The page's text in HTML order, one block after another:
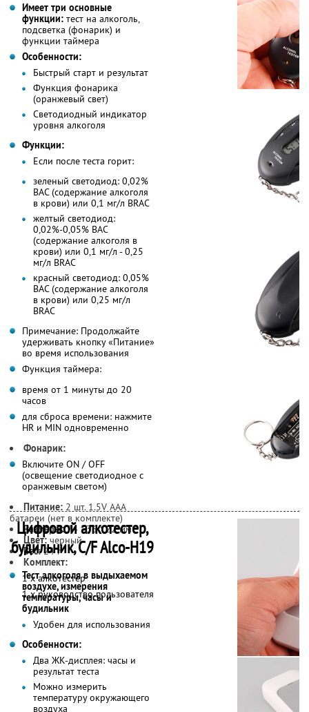
Имеет три основные
функции: тест на алкоголь,
подсветка (фонарик) и
функции таймера
Особенности:
Быстрый старт и результат
Функция фонарика
(оранжевый свет)
Светодиодный индикатор
уровня алкоголя
Функции:
Если после теста горит:
зеленый светодиод: 0,02%
BAC (содержание алкоголя
в крови) или 0,1 мг/л BRAC
желтый светодиод:
0,02%-0,05% BAC
(содержание алкоголя в
крови) или 0,1 мг/л - 0,25
мг/л BRAC
красный светодиод: 0,05%
BAC (содержание алкоголя
в крови) или 0,25 мг/л
BRAC
Примечание: Продолжайте
удерживать кнопку «Питание»
во время использования
Функция таймера:
время от 1 минуты до 20
часов
для сброса времени: нажмите
HR и MIN одновременно
Фонарик:
Включите ON / OFF
(освещение светодиодное с
оранжевым светом)
Питание: 2 шт. 1.5V AAA
батареи (нет в комплекте)
Размеры:74 * 36 * 22 мм
Цвет: черный
Вес:24 г
Комплект:
1 х алкотестер
1 х руководство пользователя
Цифровой алкотестер,
будильник, C/F Alco-H19
Тест алкоголя в выдыхаемом
воздухе, измерения
температуры, часы и
будильник
Удобен для использования
Особенности:
Два ЖК-дисплея: часы и
результат теста
Можно измерить
температуру окружающего
воздуха